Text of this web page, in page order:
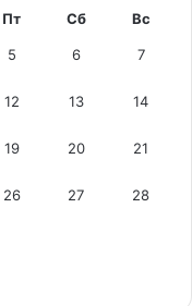
Пт Сб Вс
5 6 7
12 13 14
19 20 21
26 27 28